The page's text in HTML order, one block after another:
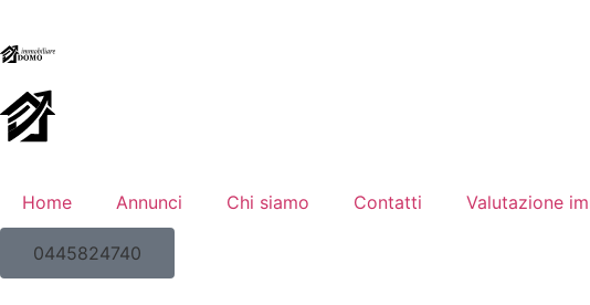
Home Annunci Chi siamo Contatti Valutazione
0445824740